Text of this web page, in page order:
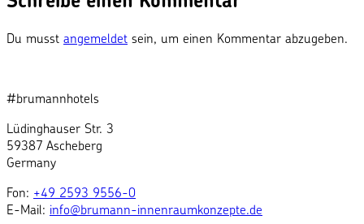
Du musst angemeldet sein, um einen Kommentar abzugeben.
#brumannhotels
Lüdinghauser Str. 3
59387 Ascheberg
Germany
Fon: +49 2593 9556-0
E-Mail: info@brumann-innenraumkonzepte.de